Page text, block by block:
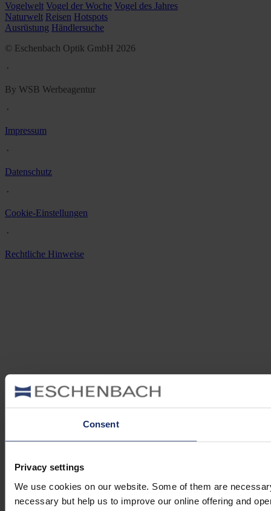
Consent
Privacy settings
We use cookies on our website. Some of them are
necessary but help us to improve our online offering and
Vogelwelt Vogel der Woche Vogel des Jahres
Naturwelt Reisen Hotspots
Ausrüstung Händlersuche
© Eschenbach Optik GmbH 2026
᛫
By WSB Werbeagentur
᛫
Impressum
᛫
Datenschutz
᛫
Cookie-Einstellungen
᛫
Rechtliche Hinweise